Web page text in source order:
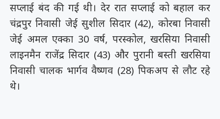
सप्लाई बंद की गई थी। देर रात सप्लाई को बहाल कर
चंद्रपुर निवासी जेई सुशील सिदार (42), कोरबा निवासी
जेई अमल एक्का 30 वर्ष, परस्कोल, खरसिया निवासी
लाइनमैन राजेंद्र सिदार (43) और पुरानी बस्ती खरसिया
निवासी चालक भार्गव वैष्णव (28) पिकअप से लौट रहे
थे।